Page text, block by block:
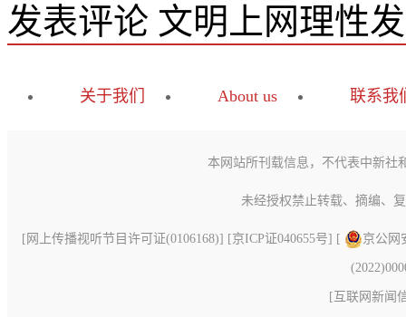
发表评论 文明上网理性
关于我们 About us 联系我
本网站所刊载信息，不代表中新社
未经授权禁止转载、摘编、
[ 网上传播视听节目许可证(0106168)] [京ICP证040655号] [ 京公网
[ 互联网新闻